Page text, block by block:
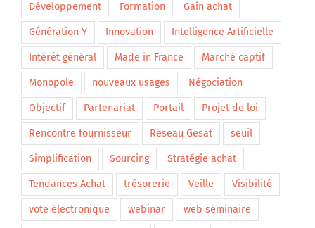
Développement Formation Gain achat
Génération Y Innovation Intelligence Artificielle
Intérêt général Made in France Marché captif
Monopole nouveaux usages Négociation
Objectif Partenariat Portail Projet de loi
Rencontre fournisseur Réseau Gesat seuil
Simplification Sourcing Stratégie achat
Tendances Achat trésorerie Veille Visibilité
vote électronique webinar web séminaire